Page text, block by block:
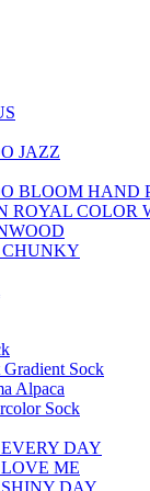
JAZZ
BLOOM HAND
ROYAL COLOR
Sock
Alpaca
Sock
DAY
ME
DAY